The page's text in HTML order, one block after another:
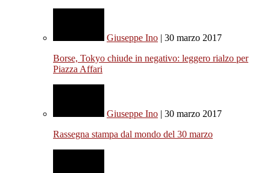
Giuseppe Ino | 30 marzo 2017
Borse, Tokyo chiude in negativo: leggero rialzo per
Piazza Affari
Giuseppe Ino | 30 marzo 2017
Rassegna stampa dal mondo del 30 marzo